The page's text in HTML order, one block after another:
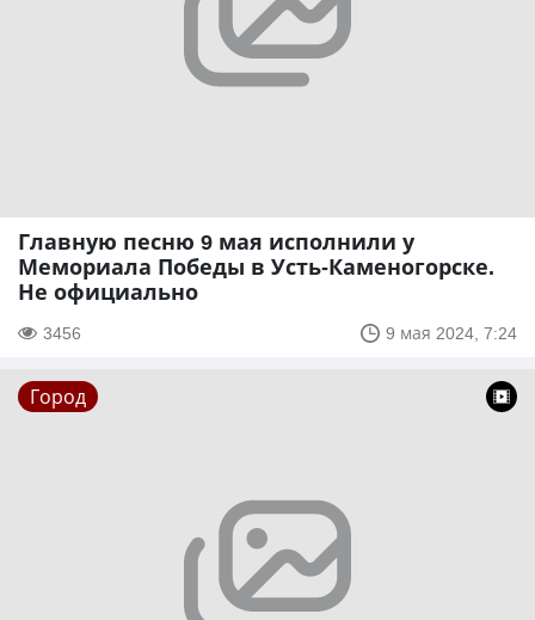
Главную песню 9 мая исполнили у
Мемориала Победы в Усть-Каменогорске.
Не официально
3456 9 мая 2024, 7:24
Город